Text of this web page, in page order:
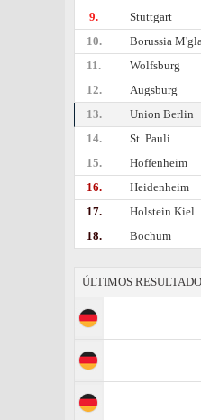
9.
Stuttgart
10.
Borussia
11.
Wolfsburg
12.
Augsburg
13.
Union Berlin
14.
St. Pauli
15.
Hoffenheim
16.
Heidenheim
17.
Holstein Kiel
18.
Bochum
ÚLTIMOS